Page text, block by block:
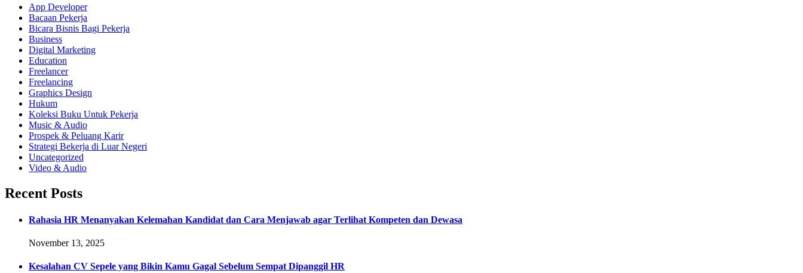
App Developer
Bacaan Pekerja
Bicara Bisnis Bagi Pekerja
Business
Digital Marketing
Education
Freelancer
Freelancing
Graphics Design
Hukum
Koleksi Buku Untuk Pekerja
Music & Audio
Prospek & Peluang Karir
Strategi Bekerja di Luar Negeri
Uncategorized
Video & Audio
Recent Posts
Rahasia HR Menanyakan Kelemahan Kandidat dan Cara Menjawab agar Terlihat Kompeten dan Dewasa
November 13, 2025
Kesalahan CV Sepele yang Bikin Kamu Gagal Sebelum Sempat Dipanggil HR